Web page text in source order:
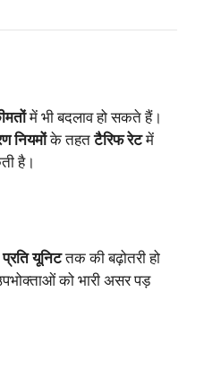
में भी बदलाव हो सकते हैं।
नियमोंके तहतटैरिफ रेटमें
है।
यूनिटतक की बढ़ोतरी हो
को भारी असर पड़